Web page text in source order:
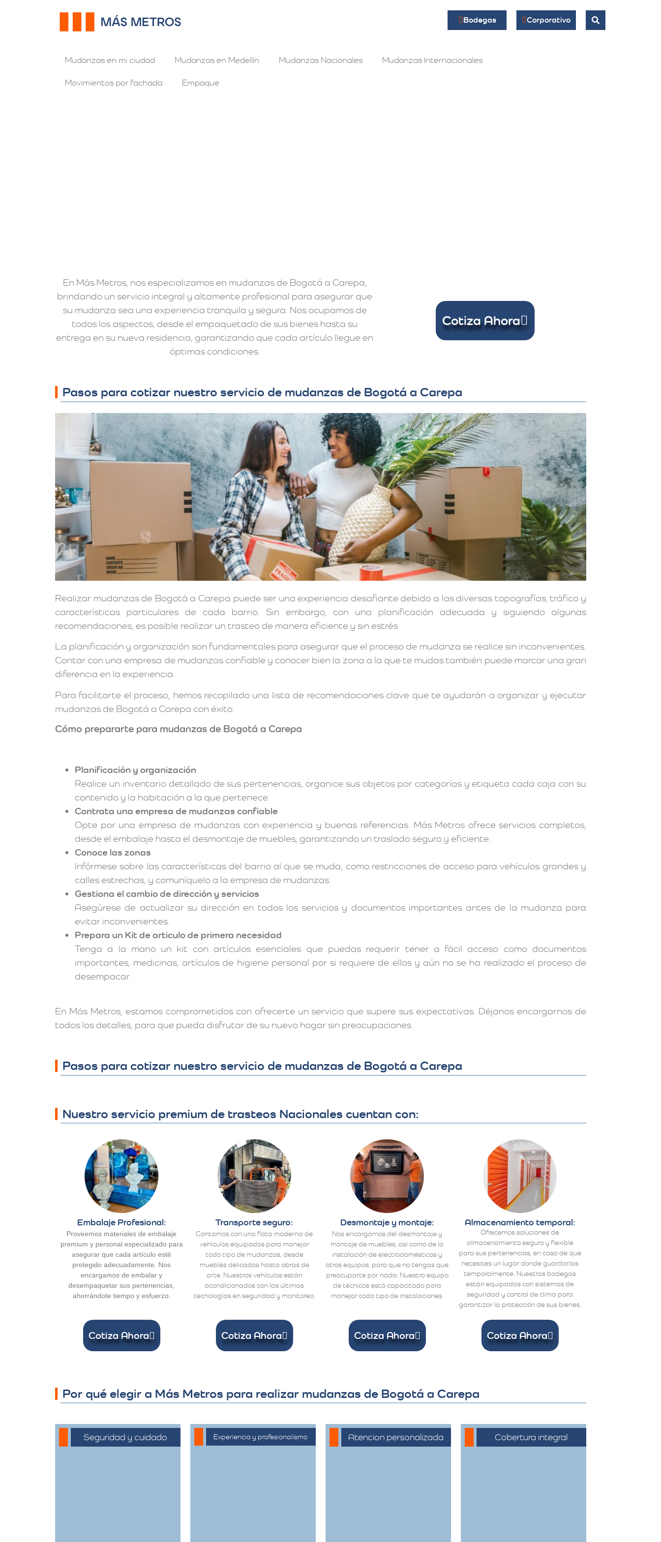
Bodegas Corporativo
Mudanzas en mi ciudad Mudanzas en Medellín Mudanzas Nacionales Mudanzas Internacionales
Movimientos por fachada Empaque
En Más Metros, nos especializamos en mudanzas de Bogotá a Carepa,
brindando un servicio integral y altamente profesional para asegurar que
su mudanza sea una experiencia tranquila y segura. Nos ocupamos de
todos los aspectos, desde el empaquetado de sus bienes hasta su
entrega en su nueva residencia, garantizando que cada artículo llegue en
óptimas condiciones.
Cotiza Ahora
Pasos para cotizar nuestro servicio de mudanzas de Bogotá a Carepa
Realizar mudanzas de Bogotá a Carepa puede ser una experiencia desafiante debido a las diversas topografías, tráfico y
características particulares de cada barrio. Sin embargo, con una planificación adecuada y siguiendo algunas
recomendaciones, es posible realizar un trasteo de manera eficiente y sin estrés
La planificación y organización son fundamentales para asegurar que el proceso de mudanza se realice sin inconvenientes.
Contar con una empresa de mudanzas confiable y conocer bien la zona a la que te mudas también puede marcar una gran
diferencia en la experiencia.
Para facilitarte el proceso, hemos recopilado una lista de recomendaciones clave que te ayudarán a organizar y ejecutar
mudanzas de Bogotá a Carepa con éxito.
Cómo prepararte para mudanzas de Bogotá a Carepa
Planificación y organización
Realice un inventario detallado de sus pertenencias, organice sus objetos por categorías y etiqueta cada caja con su
contenido y la habitación a la que pertenece.
Contrata una empresa de mudanzas confiable
Opte por una empresa de mudanzas con experiencia y buenas referencias. Más Metros ofrece servicios completos,
desde el embalaje hasta el desmontaje de muebles, garantizando un traslado seguro y eficiente.
Conoce las zonas
Infórmese sobre las características del barrio al que se muda, como restricciones de acceso para vehículos grandes y
calles estrechas, y comuníquelo a la empresa de mudanzas.
Gestiona el cambio de dirección y servicios
Asegúrese de actualizar su dirección en todos los servicios y documentos importantes antes de la mudanza para
evitar inconvenientes.
Prepara un Kit de articulo de primera necesidad
Tenga a la mano un kit con artículos esenciales que puedas requerir tener a fácil acceso como documentos
importantes, medicinas, artículos de higiene personal por si requiere de ellos y aún no se ha realizado el proceso de
desempacar.
En Más Metros, estamos comprometidos con ofrecerte un servicio que supere sus expectativas. Déjanos encargarnos de
todos los detalles, para que pueda disfrutar de su nuevo hogar sin preocupaciones.
Pasos para cotizar nuestro servicio de mudanzas de Bogotá a Carepa
Nuestro servicio premium de trasteos Nacionales cuentan con:
Embalaje Profesional:
Proveemos materiales de embalaje
premium y personal especializado para
asegurar que cada artículo esté
protegido adecuadamente. Nos
encargamos de embalar y
desempaquetar sus pertenencias,
ahorrándote tiempo y esfuerzo.
Transporte seguro:
Contamos con una flota moderna de
vehículos equipados para manejar
todo tipo de mudanzas, desde
muebles delicados hasta obras de
arte. Nuestros vehículos están
acondicionados con las últimas
tecnologías en seguridad y monitoreo.
Desmontaje y montaje:
Nos encargamos del desmontaje y
montaje de muebles, así como de la
instalación de electrodomésticos y
otros equipos, para que no tengas que
preocuparte por nada. Nuestro equipo
de técnicos está capacitado para
manejar todo tipo de instalaciones.
Almacenamiento temporal:
Ofrecemos soluciones de
almacenamiento seguro y flexible
para sus pertenencias, en caso de que
necesites un lugar donde guardarlas
temporalmente. Nuestras bodegas
están equipadas con sistemas de
seguridad y control de clima para
garantizar la protección de sus bienes.
Cotiza Ahora Cotiza Ahora Cotiza Ahora Cotiza Ahora
Por qué elegir a Más Metros para realizar mudanzas de Bogotá a Carepa
Seguridad y cuidado Experiencia y profesionalismo
Atencion personalizada
Nuestros asesores
Cobertura integral